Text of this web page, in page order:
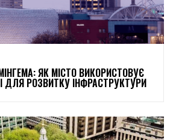
ЯК МІСТО ВИКОРИСТОВУЄ
ДЛЯ РОЗВИТКУ ІНФРАСТРУКТУРИ